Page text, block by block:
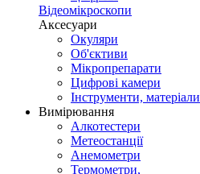
Відеомікроскопи
Аксесуари
Окуляри
Об'єктиви
Мікропрепарати
Цифрові камери
Інструменти, матеріали
Вимірювання
Алкотестери
Метеостанції
Анемометри
Термометри,